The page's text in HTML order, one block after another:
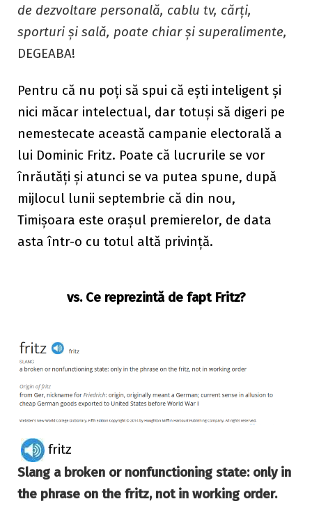
de dezvoltare personală, cablu tv, cărți,
sporturi și sală, poate chiar și superalimente,
DEGEABA!
Pentru că nu poți să spui că ești inteligent și
nici măcar intelectual, dar totuși să digeri pe
nemestecate această campanie electorală a
lui Dominic Fritz. Poate că lucrurile se vor
înrăutăți și atunci se va putea spune, după
mijlocul lunii septembrie că din nou,
Timișoara este orașul premierelor, de data
asta într-o cu totul altă privință.
vs. Ce reprezintă de fapt Fritz?
fritz
Slang a broken or nonfunctioning state: only in
the phrase on the fritz, not in working order.